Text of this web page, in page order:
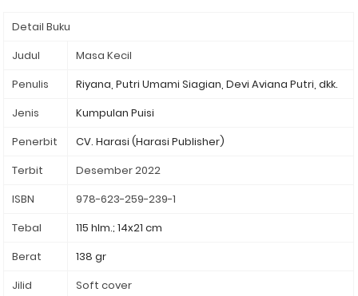
Detail Buku
Judul
⁣Masa Kecil
Penulis
Riyana, Putri Umami Siagian, Devi Aviana Putri, dkk.
Jenis
Kumpulan Puisi
Penerbit
CV. Harasi (Harasi Publisher)
Terbit
Desember 2022
ISBN
978-623-259-239-1
Tebal
115 hlm.; 14x21 cm
Berat
138 gr
Jilid
Soft cover